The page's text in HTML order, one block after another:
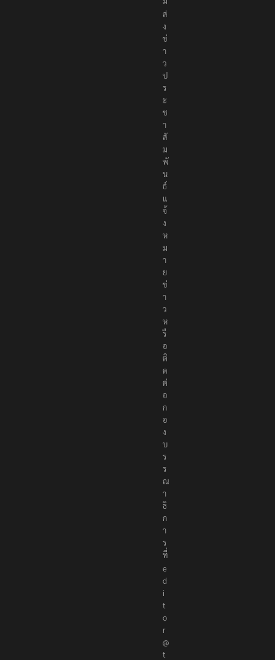
ม
ส่
ง
ข่
า
ว
ป
ร
ะ
ช
า
สั
ม
พั
น
ธ์
แ
จ้
ง
ห
ม
า
ย
ข่
า
ว
ห
รื
อ
ติ
ด
ต่
อ
ก
อ
ง
บ
ร
ร
ณ
า
ธิ
ก
า
ร
ที่
e
d
i
t
o
r
@